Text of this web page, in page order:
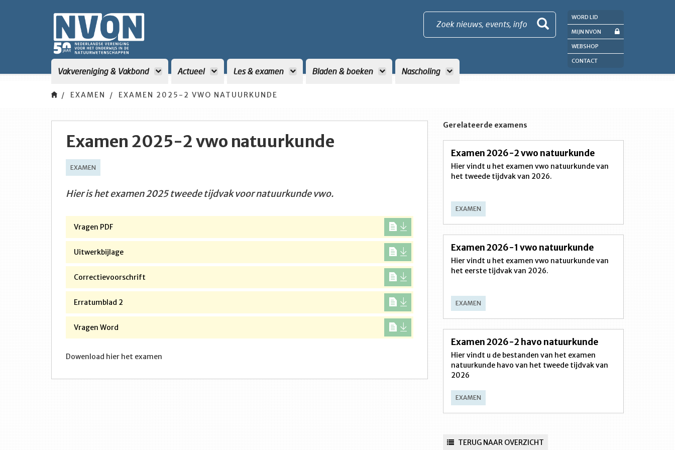
Zoek nieuws, events, info
Vakvereniging & Vakbond Actueel Les & examen Bladen & boeken Nascholing
WORD LID
MIJN NVON
WEBSHOP
CONTACT
EXAMEN EXAMEN 2025-2 VWO NATUURKUNDE
Examen 2025-2 vwo natuurkunde
EXAMEN
Hier is het examen 2025 tweede tijdvak voor natuurkunde vwo.
Vragen PDF
Uitwerkbijlage
Correctievoorschrift
Erratumblad 2
Vragen Word
Dowenload hier het examen
Gerelateerde examens
Examen 2026-2 vwo natuurkunde
Hier vindt u het examen vwo natuurkunde van
het tweede tijdvak van 2026.
EXAMEN
Examen 2026-1 vwo natuurkunde
Hier vindt u het examen vwo natuurkunde van
het eerste tijdvak van 2026.
EXAMEN
Examen 2026-2 havo natuurkunde
Hier vindt u de bestanden van het examen
natuurkunde havo van het tweede tijdvak van
2026
EXAMEN
TERUG NAAR OVERZICHT